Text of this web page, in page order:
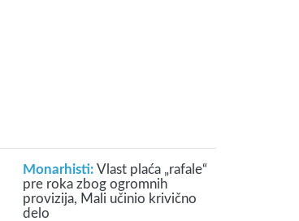
Monarhisti: Vlast plaća „rafale“
pre roka zbog ogromnih
provizija, Mali učinio krivično
delo